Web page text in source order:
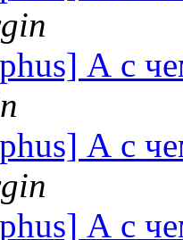
А с
А с
А с